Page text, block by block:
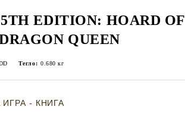
EDITION: HOARD OF
QUEEN
Тегло: 0.680 кг
- КНИГА